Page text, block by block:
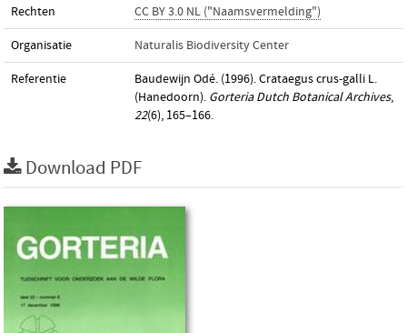
Rechten CC BY 3.0 NL ("Naamsvermelding")
Organisatie Naturalis Biodiversity Center
Referentie
Baudewijn Odé. (1996). Crataegus crus-galli L.
(Hanedoorn). Gorteria Dutch Botanical Archives,
22(6), 165–166.
Download PDF